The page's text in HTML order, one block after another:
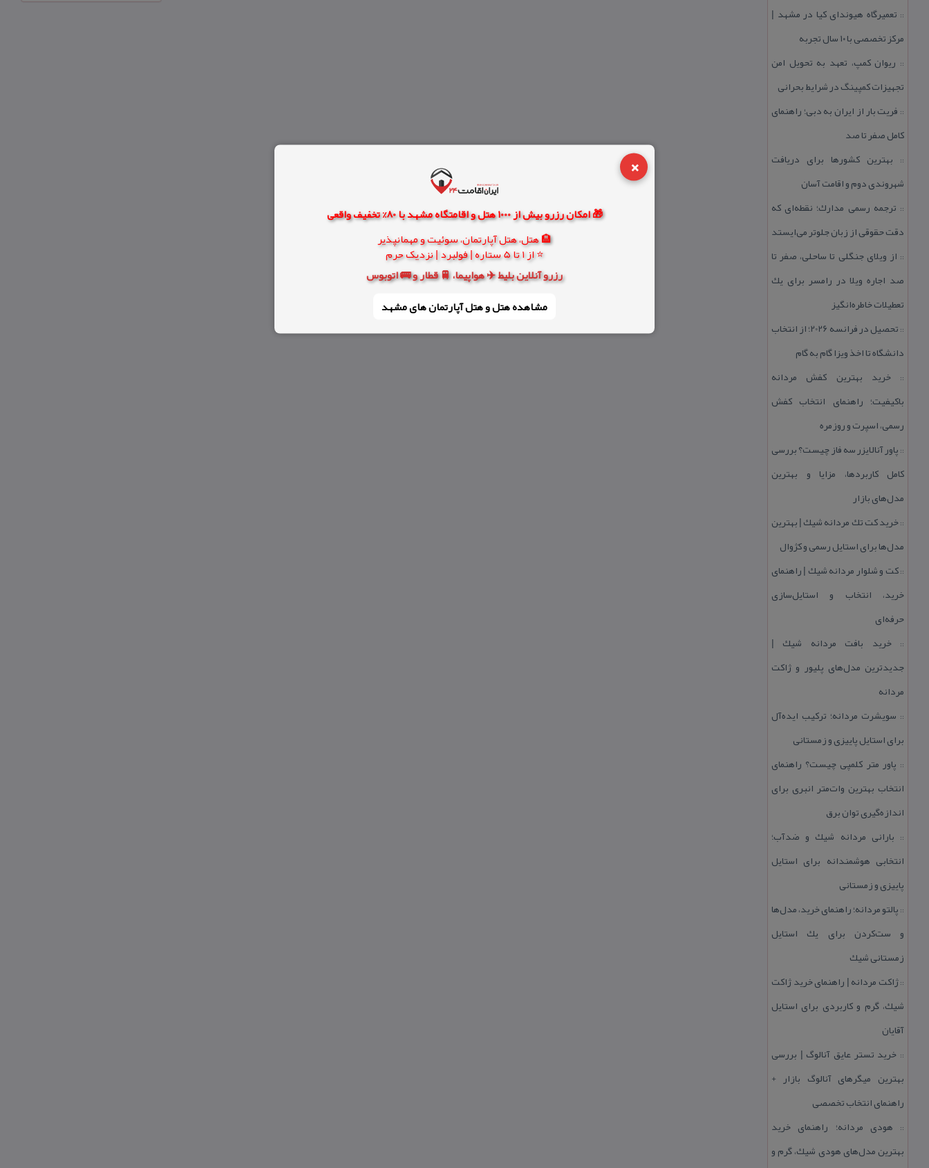
×
🎁 امکان رزرو بیش از 1000 هتل و اقامتگاه مشهد با 80% تخفیف واقعی
🏨 هتل، هتل آپارتمان، سوئیت و مهمانپذیر
⭐ از 1 تا 5 ستاره | فولبرد | نزدیک حرم
رزرو آنلاین بلیط ✈️ هواپیما، 🚆 قطار و 🚌 اتوبوس
مشاهده هتل و هتل‌ آپارتمان های مشهد
:: تعمیرگاه هیوندای كیا در مشهد |
مركز تخصصی با ۱۰ سال تجربه
:: ریوان كمپ، تعهد به تحویل امن
تجهیزات كمپینگ در شرایط بحرانی
:: فریت بار از ایران به دبی؛ راهنمای
كامل صفر تا صد
:: بهترین كشورها برای دریافت
شهروندی دوم و اقامت آسان
:: ترجمه رسمی مدارك؛ نقطه‌ای كه
دقت حقوقی از زبان جلوتر می‌ایستد
:: از ویلای جنگلی تا ساحلی، صفر تا
صد اجاره ویلا در رامسر برای یك
تعطیلات خاطره‌انگیز
::
تحصیل در فرانسه 2026؛ از انتخاب
دانشگاه تا اخذ ویزا گام به گام
::خرید بهترین كفش مردانه
باكیفیت؛ راهنمای انتخاب كفش
رسمی، اسپرت و روزمره
:: پاور آنالایزر سه فاز چیست؟ بررسی
كامل كاربردها، مزایا و بهترین
مدل‌های بازار
::خرید كت تك مردانه شیك | بهترین
مدل‌ها برای استایل رسمی و كژوال
::كت و شلوار مردانه شیك | راهنمای
خرید، انتخاب و استایل‌سازی
حرفه‌ای
::خرید بافت مردانه شیك |
جدیدترین مدل‌های پلیور و ژاكت
مردانه
:: سویشرت مردانه؛ تركیب ایده‌آل
برای استایل پاییزی و زمستانی
:: پاور متر كلمپی چیست؟ راهنمای
انتخاب بهترین وات‌متر انبری برای
اندازه‌گیری توان برق
:: بارانی مردانه شیك و ضدآب؛
انتخابی هوشمندانه برای استایل
پاییزی و زمستانی
:: پالتو مردانه؛ راهنمای خرید، مدل‌ها
و ست‌كردن برای یك استایل
زمستانی شیك
::ژاكت مردانه | راهنمای خرید ژاكت
شیك، گرم و كاربردی برای استایل
آقایان
:: خرید تستر عایق آنالوگ | بررسی
بهترین میگرهای آنالوگ بازار +
راهنمای انتخاب تخصصی
:: هودی مردانه؛ راهنمای خرید
بهترین مدل‌های هودی شیك، گرم و